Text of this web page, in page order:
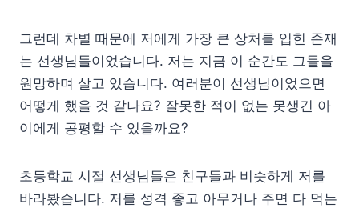
그런데 차별 때문에 저에게 가장 큰 상처를 입힌 존재
는 선생님들이었습니다. 저는 지금 이 순간도 그들을
원망하며 살고 있습니다. 여러분이 선생님이었으면
어떻게 했을 것 같나요? 잘못한 적이 없는 못생긴 아
이에게 공평할 수 있을까요?
초등학교 시절 선생님들은 친구들과 비슷하게 저를
바라봤습니다. 저를 성격 좋고 아무거나 주면 다 먹는